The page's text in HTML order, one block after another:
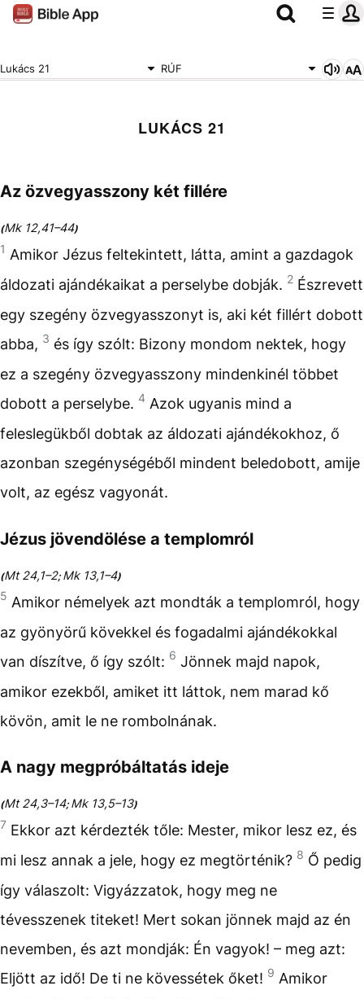
Lukács 21 RÚF
LUKÁCS 21
Az özvegyasszony két fillére
(Mk 12,41–44)
1 Amikor Jézus feltekintett, látta, amint a gazdagok
áldozati ajándékaikat a perselybe dobják. 2 Észrevett
egy szegény özvegyasszonyt is, aki két fillért dobott
abba, 3 és így szólt: Bizony mondom nektek, hogy
ez a szegény özvegyasszony mindenkinél többet
dobott a perselybe. 4 Azok ugyanis mind a
feleslegükből dobtak az áldozati ajándékokhoz, ő
azonban szegénységéből mindent beledobott, amije
volt, az egész vagyonát.
Jézus jövendölése a templomról
(Mt 24,1–2;Mk 13,1–4)
5 Amikor némelyek azt mondták a templomról, hogy
az gyönyörű kövekkel és fogadalmi ajándékokkal
van díszítve, ő így szólt: 6 Jönnek majd napok,
amikor ezekből, amiket itt láttok, nem marad kő
kövön, amit le ne rombolnának.
A nagy megpróbáltatás ideje
(Mt 24,3–14;Mk 13,5–13)
7 Ekkor azt kérdezték tőle: Mester, mikor lesz ez, és
mi lesz annak a jele, hogy ez megtörténik? 8 Ő pedig
így válaszolt: Vigyázzatok, hogy meg ne
tévesszenek titeket! Mert sokan jönnek majd az én
nevemben, és azt mondják: Én vagyok! – meg azt:
Eljött az idő! De ti ne kövessétek őket! 9 Amikor